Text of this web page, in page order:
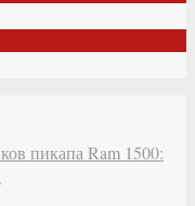
пикапа Ram 1500: